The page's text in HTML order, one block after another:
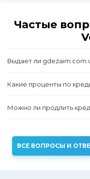
Частые
Выдает ли
Какие проценты по
Можно ли продлить
ВСЕ ВОПРОСЫ И